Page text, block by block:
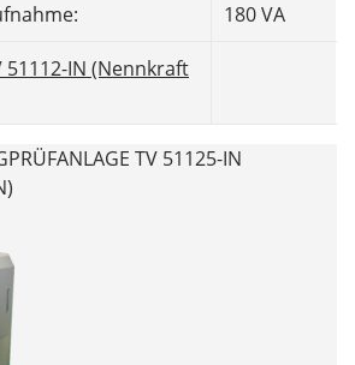
180 VA
IN (Nennkraft
TV 51125-IN